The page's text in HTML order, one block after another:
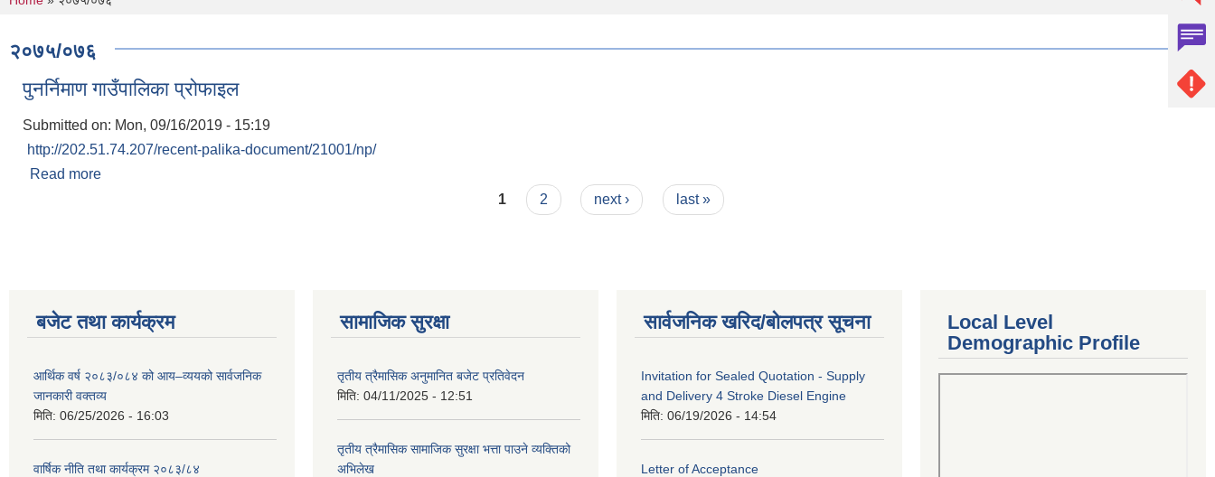
२०७५/०७६
पुनर्निमाण गाउँपालिका प्रोफाइल
Submitted on: Mon, 09/16/2019 - 15:19
http://202.51.74.207/recent-palika-document/21001/np/
Read more
1 2 next › last »
बजेट तथा कार्यक्रम
आर्थिक वर्ष २०८३/०८४ को आय–व्ययको सार्वजनिक
जानकारी वक्तव्य
मिति: 06/25/2026 - 16:03
वार्षिक नीति तथा कार्यक्रम २०८३/८४
सामाजिक सुरक्षा
तृतीय त्रैमासिक अनुमानित बजेट प्रतिवेदन
मिति: 04/11/2025 - 12:51
तृतीय त्रैमासिक सामाजिक सुरक्षा भत्ता पाउने व्यक्तिको
अभिलेख
सार्वजनिक खरिद/बोलपत्र सूचना
Invitation for Sealed Quotation - Supply
and Delivery 4 Stroke Diesel Engine
मिति: 06/19/2026 - 14:54
Letter of Acceptance
Local Level
Demographic Profile